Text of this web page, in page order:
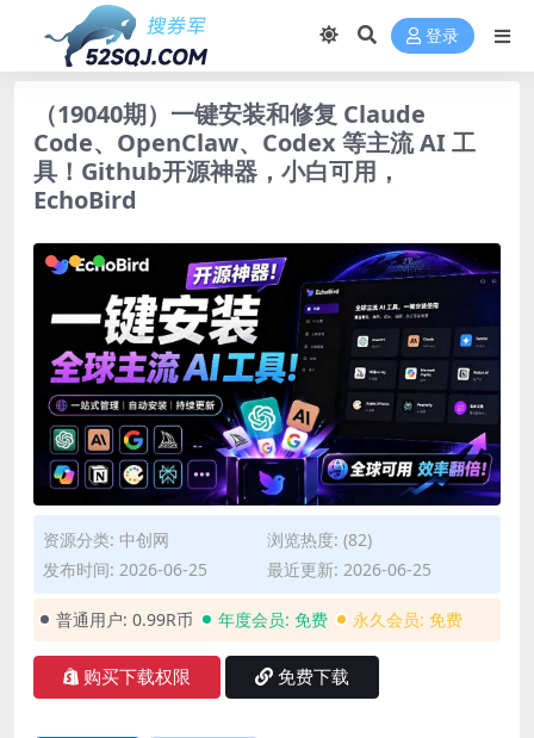
登录
（19040期）一键安装和修复 Claude
Code、OpenClaw、Codex 等主流 AI 工
具！Github开源神器，小白可用，
EchoBird
资源分类: 中创网
浏览热度: (82)
发布时间: 2026-06-25
最近更新: 2026-06-25
普通用户: 0.99R币 年度会员: 免费 永久会员: 免费
购买下载权限 免费下载